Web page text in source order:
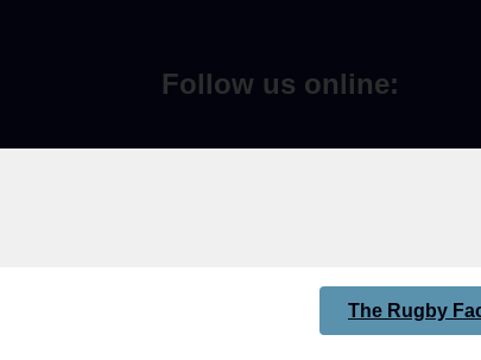
Follow us online:
The Rugby